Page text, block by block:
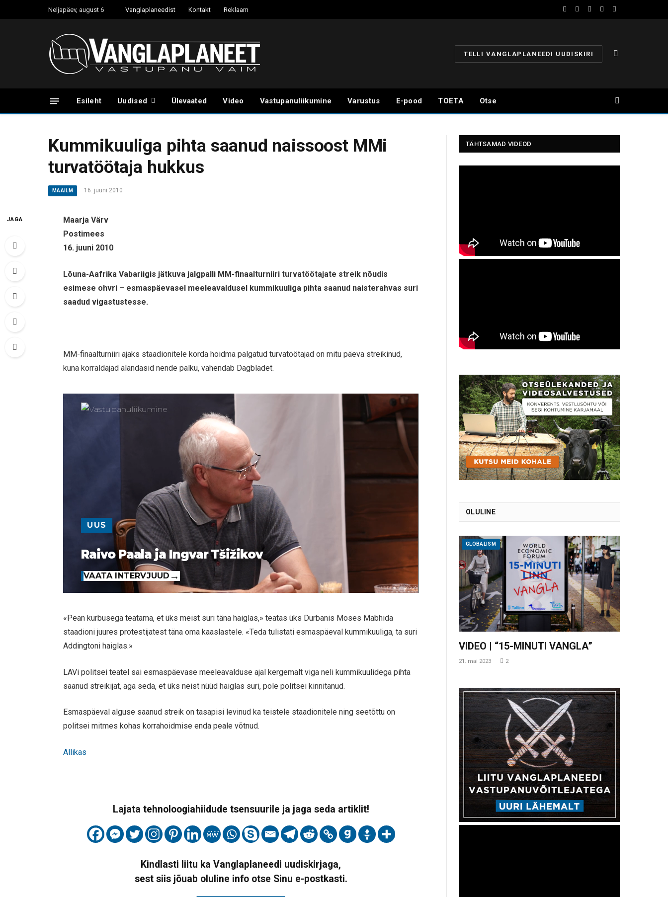
Neljapäev, august 6 Vanglaplaneedist Kontakt Reklaam
Facebook
YouTube
Instagram
X
Telegram
TELLI VANGLAPLANEEDI UUDISKIRI
Esileht Uudised Ülevaated Video Vastupanuliikumine Varustus E-pood TOETA Otse
Kummikuuliga pihta saanud naissoost MMi
turvatöötaja hukkus
MAAILM 16. juuni 2010
JAGA
Maarja Värv
Postimees
16. juuni 2010
Lõuna-Aafrika Vabariigis jätkuva jalgpalli MM-finaalturniiri turvatöötajate streik nõudis
esimese ohvri – esmaspäevasel meeleavaldusel kummikuuliga pihta saanud naisterahvas suri
saadud vigastustesse.
MM-finaalturniiri ajaks staadionitele korda hoidma palgatud turvatöötajad on mitu päeva streikinud,
kuna korraldajad alandasid nende palku, vahendab Dagbladet.
UUS
Raivo Paala ja Ingvar Tšižikov
VAATA INTERVJUUD
«Pean kurbusega teatama, et üks meist suri täna haiglas,» teatas üks Durbanis Moses Mabhida
staadioni juures protestijatest täna oma kaaslastele. «Teda tulistati esmaspäeval kummikuuliga, ta suri
Addingtoni haiglas.»
LAVi politsei teatel sai esmaspäevase meeleavalduse ajal kergemalt viga neli kummikuulidega pihta
saanud streikijat, aga seda, et üks neist nüüd haiglas suri, pole politsei kinnitanud.
Esmaspäeval alguse saanud streik on tasapisi levinud ka teistele staadionitele ning seetõttu on
politsei mitmes kohas korrahoidmise enda peale võtnud.
Allikas
Lajata tehnoloogiahiidude tsensuurile ja jaga seda artiklit!
Kindlasti liitu ka Vanglaplaneedi uudiskirjaga,
sest siis jõuab oluline info otse Sinu e-postkasti.
TÄHTSAMAD VIDEOD
OLULINE
GLOBALISM
VIDEO | “15-MINUTI VANGLA”
21. mai 2023 2